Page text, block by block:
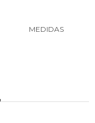
MEDIDAS